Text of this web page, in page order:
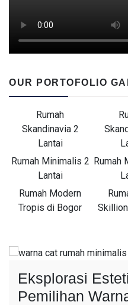
OUR PORTOFOLIO
Rumah
Skandinavia 2
Lantai
Rumah Minimalis 2
Lantai
Rumah
Rumah Modern
Tropis di Bogor
Eksplorasi
Pemilihan